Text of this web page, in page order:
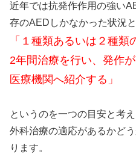
近年では抗発作作用の強い
存のAEDしかなかった状況
「１種類あるいは２種
2年間治療を行い、発作
医療機関へ紹介する」
というのを一つの目安と考
外科治療の適応があるかど
ります。